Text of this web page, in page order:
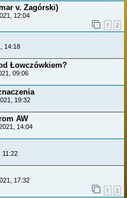
v. Zagórski)
12:04
1 2
14:18
Łowczówkiem?
09:06
19:32
AW
14:04
11:22
17:32
1 2